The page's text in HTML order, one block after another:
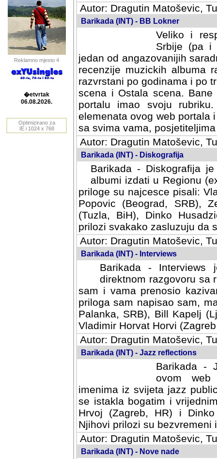
Reklamno mjesto 4
Autor: Dragutin Matoševic,
Barikada (INT) - BB Lokner
Veliko i
Srbije (pa i
jedan od angazovanijih
recenzije muzickih albuma
razvrstani po godinama i po
scena i Ostala scena.
portalu imao svoju
elemenata ovog web portala
sa svima vama,
Autor: Dragutin Matoševic,
Barikada (INT) - Diskografija
Barikada - Diskografija
albumi izdati u Regionu
priloge su najcesce pisali:
Popovic (Beograd, SRB),
(Tuzla, BiH), Dinko
prilozi svakako zasluzuju da
Autor: Dragutin Matoševic,
Barikada (INT) - Interviews
Barikada -
direktnom razgovoru sa
sam i vama prenosio
priloga sam napisao sam,
Palanka, SRB), Bill Kapelj
Vladimir Horvat Horvi
Autor: Dragutin Matoševic,
Barikada (INT) - Jazz reflections
Barikada -
ovom web
imenima iz svijeta jazz
se istakla bogatim i
Hrvoj (Zagreb, HR) i
Njihovi prilozi su bezvremeni
Autor: Dragutin Matoševic,
Barikada (INT) - Nove nade